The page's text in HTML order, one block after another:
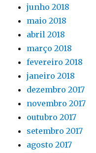
junho 2018
maio 2018
abril 2018
março 2018
fevereiro 2018
janeiro 2018
dezembro 2017
novembro 2017
outubro 2017
setembro 2017
agosto 2017